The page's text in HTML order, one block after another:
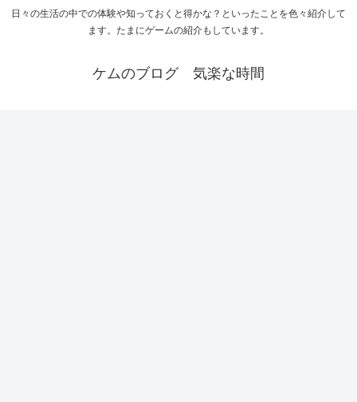
日々の生活の中での体験や知っておくと得かな？といったことを色々紹介して
ます。たまにゲームの紹介もしています。
ケムのブログ 気楽な時間